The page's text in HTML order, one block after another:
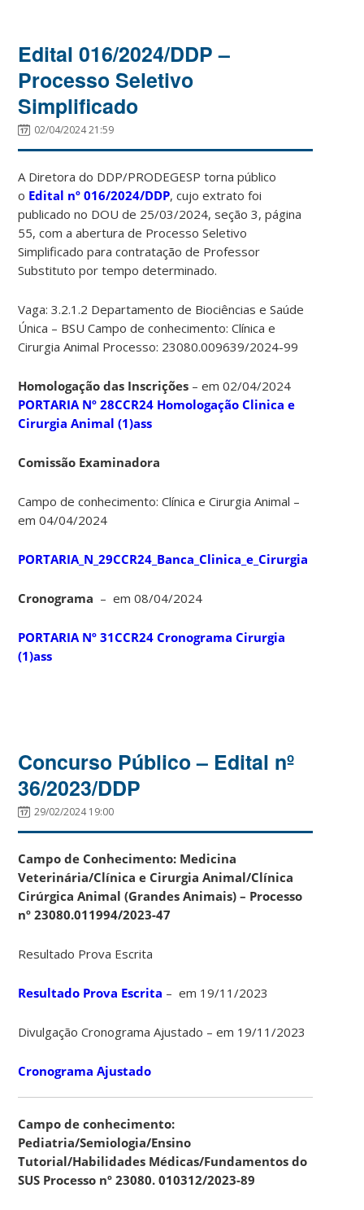
Edital 016/2024/DDP –
Processo Seletivo
Simplificado
02/04/2024 21:59
A Diretora do DDP/PRODEGESP torna público
o Edital nº 016/2024/DDP, cujo extrato foi
publicado no DOU de 25/03/2024, seção 3, página
55, com a abertura de Processo Seletivo
Simplificado para contratação de Professor
Substituto por tempo determinado.
Vaga: 3.2.1.2 Departamento de Biociências e Saúde
Única – BSU Campo de conhecimento: Clínica e
Cirurgia Animal Processo: 23080.009639/2024-99
Homologação das Inscrições – em 02/04/2024
PORTARIA Nº 28CCR24 Homologação Clinica e
Cirurgia Animal (1)ass
Comissão Examinadora
Campo de conhecimento: Clínica e Cirurgia Animal –
em 04/04/2024
PORTARIA_N_29CCR24_Banca_Clinica_e_Cirurgia
Cronograma – em 08/04/2024
PORTARIA Nº 31CCR24 Cronograma Cirurgia
(1)ass
Concurso Público – Edital nº
36/2023/DDP
29/02/2024 19:00
Campo de Conhecimento: Medicina
Veterinária/Clínica e Cirurgia Animal/Clínica
Cirúrgica Animal (Grandes Animais) – Processo
nº 23080.011994/2023-47
Resultado Prova Escrita
Resultado Prova Escrita – em 19/11/2023
Divulgação Cronograma Ajustado – em 19/11/2023
Cronograma Ajustado
Campo de conhecimento:
Pediatria/Semiologia/Ensino
Tutorial/Habilidades Médicas/Fundamentos do
SUS Processo nº 23080. 010312/2023-89